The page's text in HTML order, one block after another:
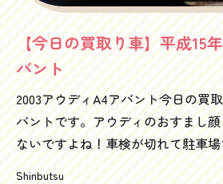
提としてですけど。考えてみると
い取り車の中での外車比率って、
70%以上くらい外車のような気も。
わりのある車は、是非ハッピーカ
さい。これからもたくさんのオー
たいな～お問い合わせはお気軽に
289
【今日の買取り車】平成15
バント
2003アウディA4アバント今日の買
バントです。アウディのおすまし
ないですよね！車検が切れて駐車
車でしたが、洗車してみてびっく
Shinbutsu